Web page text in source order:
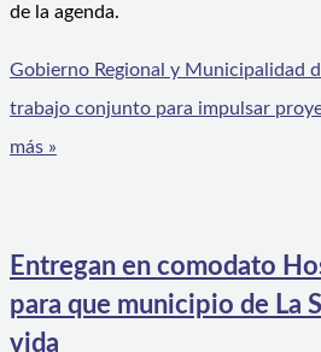
de la agenda.
Gobierno Regional y Municipalidad
trabajo conjunto para impulsar
más »
Entregan en comodato
para que municipio de La
vida